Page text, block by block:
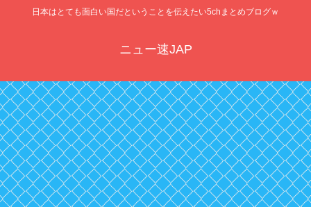
日本はとても面白い国だということを伝えたい5chまとめブログｗ
ニュー速JAP